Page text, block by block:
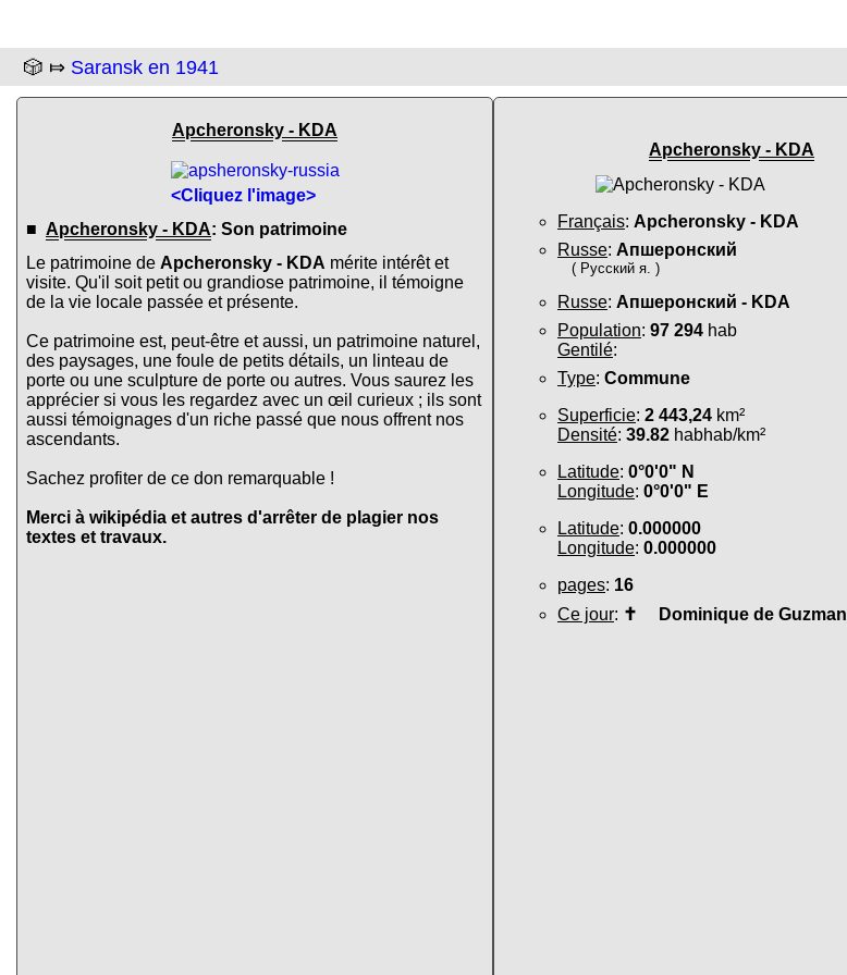
🎲 ⤇ Saransk en 1941
Apcheronsky - KDA
<Cliquez l'image>
■ Apcheronsky - KDA: Son patrimoine
Le patrimoine de Apcheronsky - KDA mérite intérêt et
visite. Qu'il soit petit ou grandiose patrimoine, il témoigne
de la vie locale passée et présente.
Ce patrimoine est, peut-être et aussi, un patrimoine naturel,
des paysages, une foule de petits détails, un linteau de
porte ou une sculpture de porte ou autres. Vous saurez les
apprécier si vous les regardez avec un œil curieux ; ils sont
aussi témoignages d'un riche passé que nous offrent nos
ascendants.
Sachez profiter de ce don remarquable !
Merci à wikipédia et autres d'arrêter de plagier nos
textes et travaux.
Apcheronsky - KDA
Français: Apcheronsky - KDA
Russe: Апшеронский
( Русский я. )
Russe: Апшеронский - KDA
Population: 97 294 hab
Gentilé:
Type: Commune
Superficie: 2 443,24 km²
Densité: 39.82 habhab/km²
Latitude: 0°0'0" N
Longitude: 0°0'0" E
Latitude: 0.000000
Longitude: 0.000000
pages: 16
Ce jour: ✝ Dominique de Guzman